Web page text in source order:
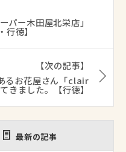
ー木田屋北栄店」
徳】
【次の記事】
るお花屋さん「clair
ました。【行徳】
最新の記事